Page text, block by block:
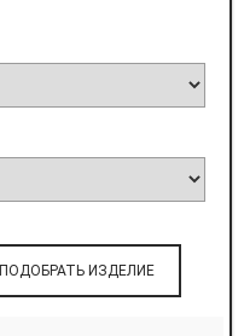
ПОДОБРАТЬ ИЗДЕЛИЕ